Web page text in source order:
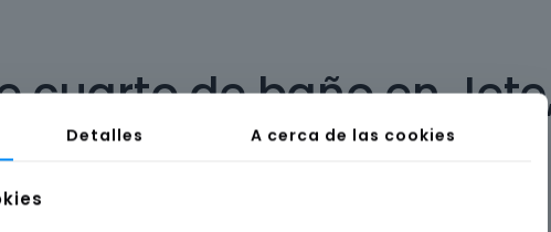
cuarto de baño en
Detalles A cerca de las cookies